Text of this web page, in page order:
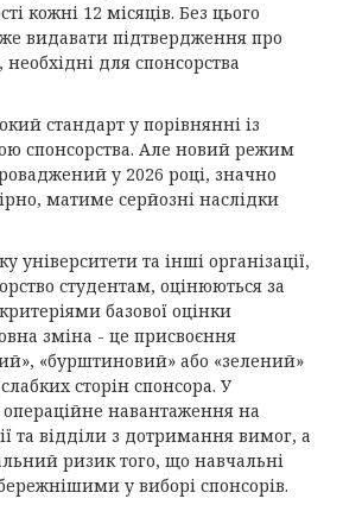
кожні 12 місяців. Без цього
видавати підтвердження про
необхідні для спонсорства
стандарт у порівнянні із
спонсорства. Але новий режим
у 2026 році, значно
матиме серйозні наслідки
університети та інші організації,
студентам, оцінюються за
базової оцінки
зміна - це присвоєння
«бурштиновий» або «зелений»
сторін спонсора. У
операційне навантаження на
та відділи з дотримання вимог, а
ризик того, що навчальні
у виборі спонсорів.